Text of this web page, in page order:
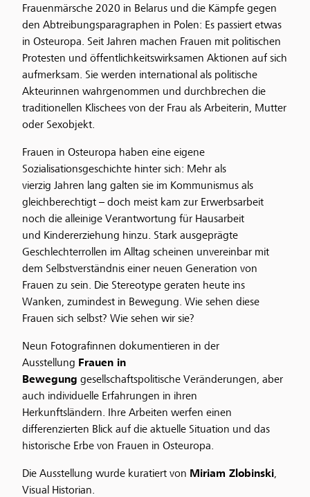
Frauenmärsche 2020 in Belarus und die Kämpfe gegen
den Abtreibungsparagraphen in Polen: Es passiert etwas
in Osteuropa. Seit Jahren machen Frauen mit politischen
Protesten und öffentlichkeitswirksamen Aktionen auf sich
aufmerksam. Sie werden international als politische
Akteurinnen wahrgenommen und durchbrechen die
traditionellen Klischees von der Frau als Arbeiterin, Mutter
oder Sexobjekt.
Frauen in Osteuropa haben eine eigene
Sozialisationsgeschichte hinter sich: Mehr als
vierzig Jahren lang galten sie im Kommunismus als
gleichberechtigt – doch meist kam zur Erwerbsarbeit
noch die alleinige Verantwortung für Hausarbeit
und Kindererziehung hinzu. Stark ausgeprägte
Geschlechterrollen im Alltag scheinen unvereinbar mit
dem Selbstverständnis einer neuen Generation von
Frauen zu sein. Die Stereotype geraten heute ins
Wanken, zumindest in Bewegung. Wie sehen diese
Frauen sich selbst? Wie sehen wir sie?
Neun Fotografinnen dokumentieren in der
Ausstellung Frauen in
Bewegung gesellschaftspolitische Veränderungen, aber
auch individuelle Erfahrungen in ihren
Herkunftsländern. Ihre Arbeiten werfen einen
differenzierten Blick auf die aktuelle Situation und das
historische Erbe von Frauen in Osteuropa.
Die Ausstellung wurde kuratiert von Miriam Zlobinski,
Visual Historian.